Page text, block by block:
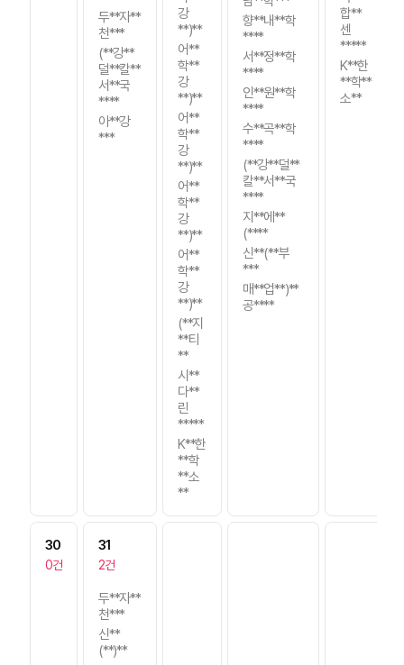
두**자**
천***
(**강**
덜**칼**
서**국
****
아**강
***
강
**)**
어**
학**
강
**)**
어**
학**
강
**)**
어**
학**
강
**)**
어**
학**
강
**)**
(**지
**티
**
시**
다**
린
*****
K**한
**학
**소
**
향**내**학
****
서**정**학
****
인**원**학
****
수**곡**학
****
(**강**덜**
칼**서**국
****
지**에**
(****
신**(**부
***
매**업**)**
공****
합**
센
*****
K**한
**학**
소**
30
0건
31
2건
두**자**
천***
신**
(**)**